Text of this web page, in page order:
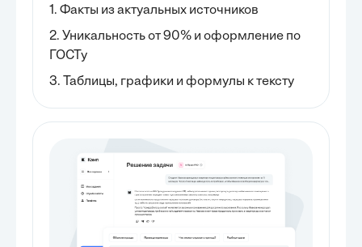
1. Факты из актуальных источников
2. Уникальность от 90% и оформление по
ГОСТу
3. Таблицы, графики и формулы к тексту